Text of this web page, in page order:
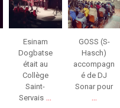
Fév 21
Esinam
Dogbatse
était au
Collège
Saint-
Servais ...
Fév 8
GOSS (S-
Hasch)
accompagn
é de DJ
Sonar pour
...